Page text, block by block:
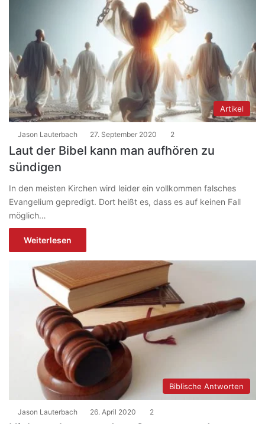
Artikel
Jason Lauterbach 27. September 2020 2
Laut der Bibel kann man aufhören zu
sündigen
In den meisten Kirchen wird leider ein vollkommen falsches
Evangelium gepredigt. Dort heißt es, dass es auf keinen Fall
möglich…
Weiterlesen
Biblische Antworten
Jason Lauterbach 26. April 2020 2